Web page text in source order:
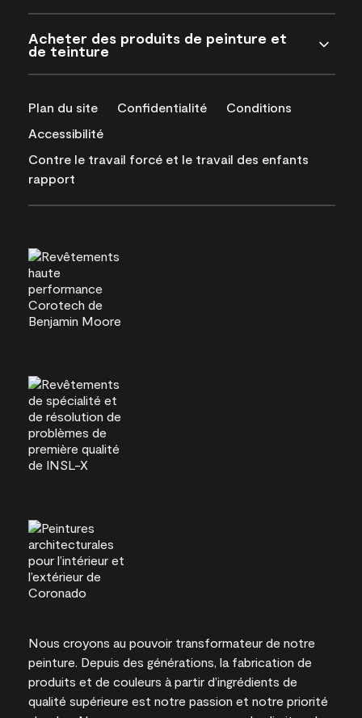
Acheter des produits de peinture et
de teinture
Plan du site Confidentialité
Conditions
Accessibilité
Contre le travail forcé et le travail des enfants
rapport
Nous croyons au pouvoir transformateur de notre
peinture. Depuis des générations, la fabrication de
produits et de couleurs à partir d’ingrédients de
qualité supérieure est notre passion et notre priorité